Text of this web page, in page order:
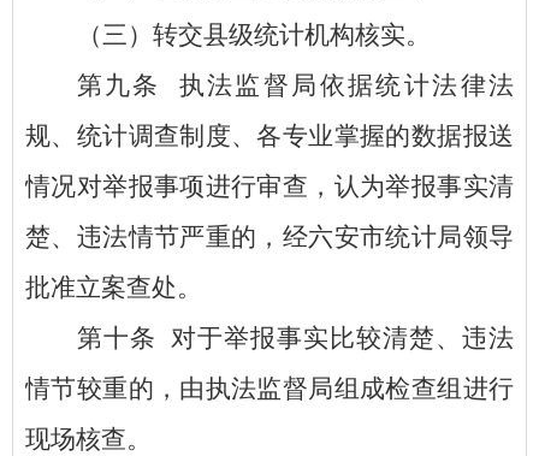
（三）转交县级统计机构核实。
第九条
执法监督局依据统计法律法
规、统计调查制度、各专业掌握的数据报送
情况对举报事项进行审查，认为举报事实清
楚、违法情节严重的，经六安市统计局领导
批准立案查处。
第十条 对于举报事实比较清楚、违法
情节较重的，由执法监督局组成检查组进行
现场核查。